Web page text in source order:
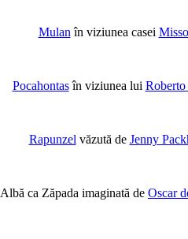
Mulan în viziunea casei
Pocahontasîn viziunea lui
Rapunzel văzută de Jenny
Albă ca Zăpada imaginată de Oscar